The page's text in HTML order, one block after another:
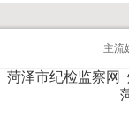
主流
菏泽市纪检监察网